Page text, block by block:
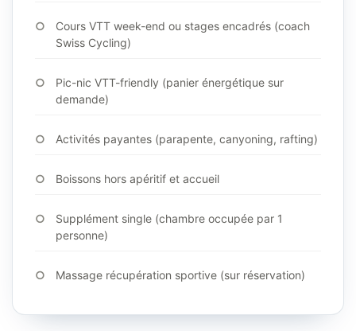
Cours VTT week-end ou stages encadrés (coach
Swiss Cycling)
Pic-nic VTT-friendly (panier énergétique sur
demande)
Activités payantes (parapente, canyoning, rafting)
Boissons hors apéritif et accueil
Supplément single (chambre occupée par 1
personne)
Massage récupération sportive (sur réservation)